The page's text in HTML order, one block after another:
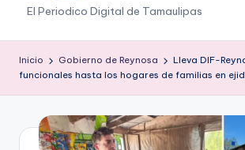
p
e
g
a
o
El Periodico Digital de Tamaulipas
Inicio Gobierno de Reynosa
Lleva DIF-
funcionales hasta los hogares de familias en